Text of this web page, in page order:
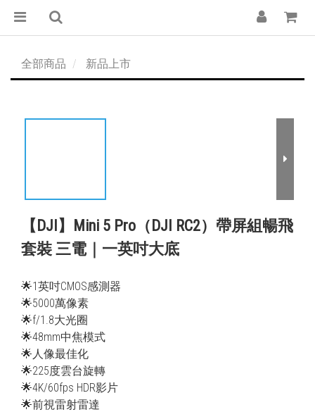
全部商品 新品上市
【DJI】Mini 5 Pro（DJI RC2）帶屏組暢飛
套裝 三電｜一英吋大底
🌟1英吋CMOS感測器
🌟5000萬像素
🌟f/1.8大光圈
🌟48mm中焦模式
🌟人像最佳化
🌟225度雲台旋轉
🌟4K/60fps HDR影片
🌟前視雷射雷達